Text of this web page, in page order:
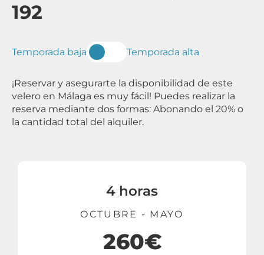
192
Temporada baja Temporada alta
¡Reservar y asegurarte la disponibilidad de este
velero en Málaga es muy fácil! Puedes realizar la
reserva mediante dos formas: Abonando el 20% o
la cantidad total del alquiler.
4 horas
OCTUBRE - MAYO
260€